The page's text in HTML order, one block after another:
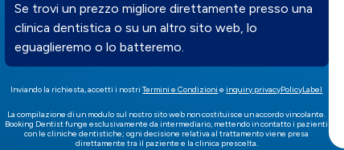
Se trovi un prezzo migliore direttamente presso una
clinica dentistica o su un altro sito web, lo
eguaglieremo o lo batteremo.
Inviando la richiesta, accetti i nostri Termini e Condizioni e inquiry.privacyPolicyLabel
La compilazione di un modulo sul nostro sito web non costituisce un accordo vincolante.
Booking Dentist funge esclusivamente da intermediario, mettendo in contatto i pazienti
con le cliniche dentistiche; ogni decisione relativa al trattamento viene presa
direttamente tra il paziente e la clinica prescelta.